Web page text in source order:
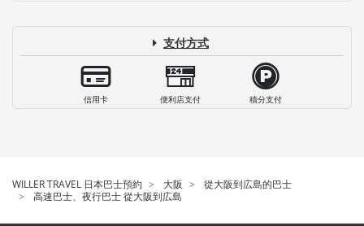
支付方式
信用卡 便利店支付 積分支付
WILLER TRAVEL 日本巴士預約 大阪
從大阪到広島的巴士
高速巴士、夜行巴士 從大阪到広島